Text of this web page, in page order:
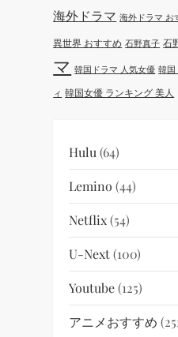
海外ドラマ 海外ドラマ お
異世界 おすすめ 石野真子 石
マ 韓国ドラマ 人気女優 韓国
ィ 韓国女優 ランキング 美人
Hulu (64)
Lemino (44)
Netflix(54)
U-Next(100)
Youtube(125)
アニメおすすめ